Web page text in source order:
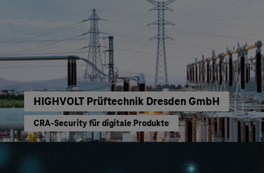
HIGHVOLT Prüftechnik Dresden GmbH
CRA-Security für digitale Produkte